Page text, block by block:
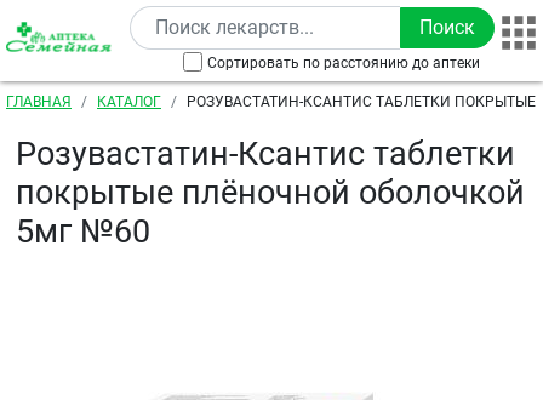
Перейти к основному содержанию
Сортировать по расстоянию до аптеки
Строка навигации
ГЛАВНАЯ КАТАЛОГ
РОЗУВАСТАТИН-КСАНТИС ТАБЛЕТКИ
Розувастатин-Ксантис таблетки
покрытые плёночной оболочкой
5мг №60